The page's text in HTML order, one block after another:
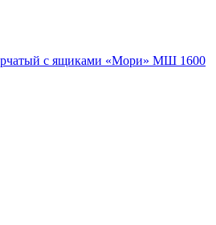
с ящиками «Мори» МШ 1600